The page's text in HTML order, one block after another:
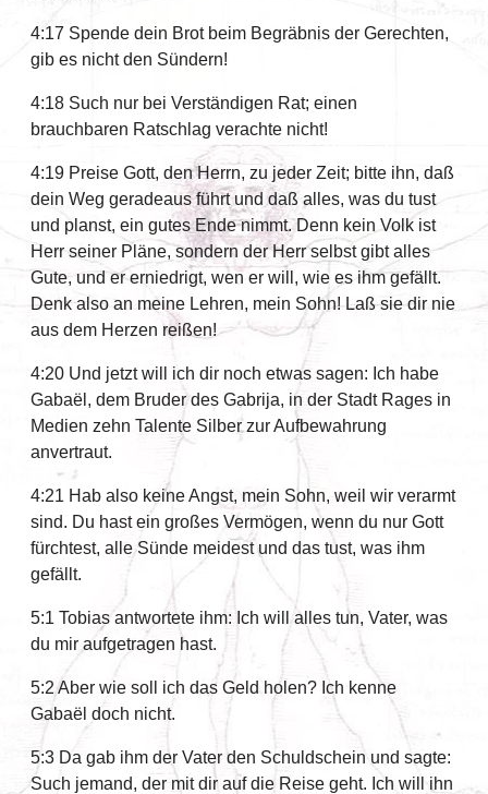
4:17 Spende dein Brot beim Begräbnis der Gerechten,
gib es nicht den Sündern!
4:18 Such nur bei Verständigen Rat; einen
brauchbaren Ratschlag verachte nicht!
4:19 Preise Gott, den Herrn, zu jeder Zeit; bitte ihn, daß
dein Weg geradeaus führt und daß alles, was du tust
und planst, ein gutes Ende nimmt. Denn kein Volk ist
Herr seiner Pläne, sondern der Herr selbst gibt alles
Gute, und er erniedrigt, wen er will, wie es ihm gefällt.
Denk also an meine Lehren, mein Sohn! Laß sie dir nie
aus dem Herzen reißen!
4:20 Und jetzt will ich dir noch etwas sagen: Ich habe
Gabaël, dem Bruder des Gabrija, in der Stadt Rages in
Medien zehn Talente Silber zur Aufbewahrung
anvertraut.
4:21 Hab also keine Angst, mein Sohn, weil wir verarmt
sind. Du hast ein großes Vermögen, wenn du nur Gott
fürchtest, alle Sünde meidest und das tust, was ihm
gefällt.
5:1 Tobias antwortete ihm: Ich will alles tun, Vater, was
du mir aufgetragen hast.
5:2 Aber wie soll ich das Geld holen? Ich kenne
Gabaël doch nicht.
5:3 Da gab ihm der Vater den Schuldschein und sagte:
Such jemand, der mit dir auf die Reise geht. Ich will ihn